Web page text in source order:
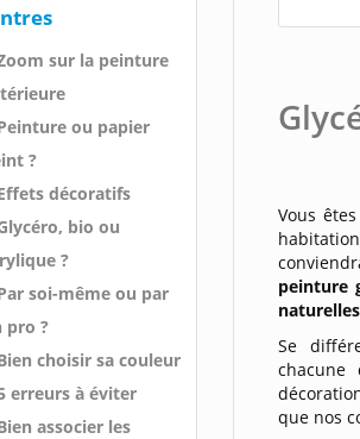
sur la peinture
ou papier
?
décoratifs
bio ou
?
soi-même ou par
pro ?
choisir sa couleur
erreurs à éviter
associer les
Vous
peinture
naturelles
Se
que nos